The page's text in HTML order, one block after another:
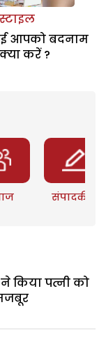
आपको बदनाम
करें ?
संपादकीय
किया पत्नी को